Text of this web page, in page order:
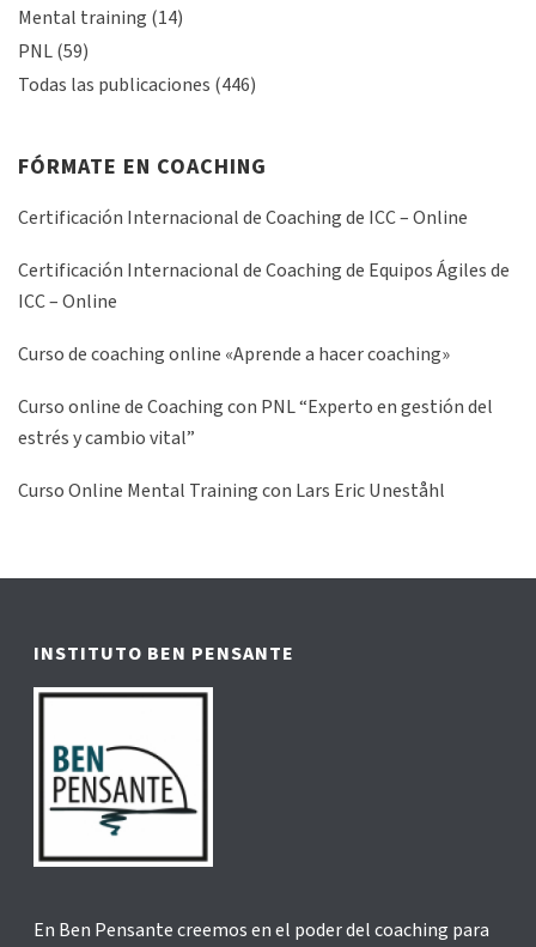
Mental training (14)
PNL(59)
Todas las publicaciones (446)
FÓRMATE EN COACHING
Certificación Internacional de Coaching de ICC – Online
Certificación Internacional de Coaching de Equipos Ágiles de
ICC – Online
Curso de coaching online «Aprende a hacer coaching»
Curso online de Coaching con PNL “Experto en gestión del
estrés y cambio vital”
Curso Online Mental Training con Lars Eric Uneståhl
INSTITUTO BEN PENSANTE
En Ben Pensante creemos en el poder del coaching para